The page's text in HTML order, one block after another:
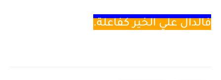
فالدال علي الخير كفاعلة.